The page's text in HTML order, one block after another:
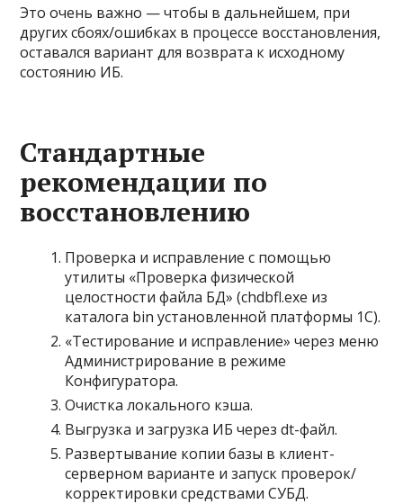
Это очень важно — чтобы в дальнейшем, при
других сбоях/ошибках в процессе восстановления,
оставался вариант для возврата к исходному
состоянию ИБ.
Стандартные
рекомендации по
восстановлению
Проверка и исправление с помощью
утилиты «Проверка физической
целостности файла БД» (chdbfl.exe из
каталога bin установленной платформы 1С).
«Тестирование и исправление» через меню
Администрирование в режиме
Конфигуратора.
Очистка локального кэша.
Выгрузка и загрузка ИБ через dt-файл.
Развертывание копии базы в клиент-
серверном варианте и запуск проверок/
корректировки средствами СУБД.